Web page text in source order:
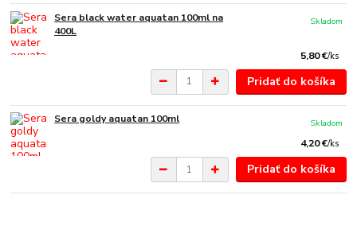
Sera black water aquatan 100ml na
400L
5,80 €/ks
Skladom
Pridať do košíka
Sera goldy aquatan 100ml
4,20 €/ks
Skladom
Pridať do košíka